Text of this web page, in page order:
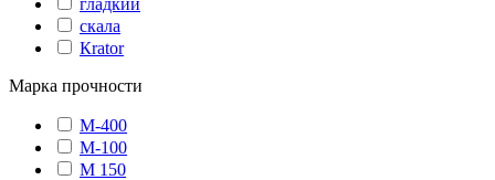
скала
Кrator
Марка прочности
М-400
М-100
М 150